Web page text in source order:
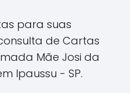
para suas
de Cartas
Mãe Josi da
Ipaussu - SP.